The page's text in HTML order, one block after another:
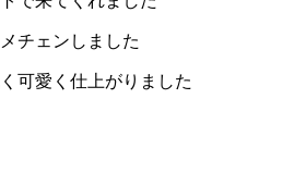
チェンしました
可愛く仕上がりました